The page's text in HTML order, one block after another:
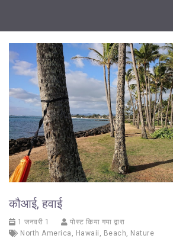
कौआई, हवाई
1 जनवरी 1
पोस्ट किया गया द्वारा
North America , Hawaii , Beach, Nature